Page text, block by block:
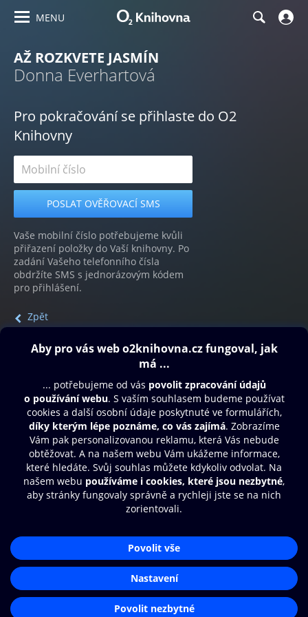
MENU
AŽ ROZKVETE JASMÍN
Donna Everhartová
Pro pokračování se přihlaste do O2
Knihovny
Vaše mobilní číslo potřebujeme kvůli
přiřazení položky do Vaší knihovny. Po
zadání Vašeho telefonního čísla
obdržíte SMS s jednorázovým kódem
pro přihlášení.
Zpět
Obsah ke stažení
Moje O2 Knihovna
Další zábava
© O2 Czech Republic a.s.
Přístupnost
Zásady zpracování osobních údajů
Nastavení cookies
Aplikace O2 Knihovna
Čti a poslouchej své e-knihy a
audioknihy rychleji a pohodlněji.